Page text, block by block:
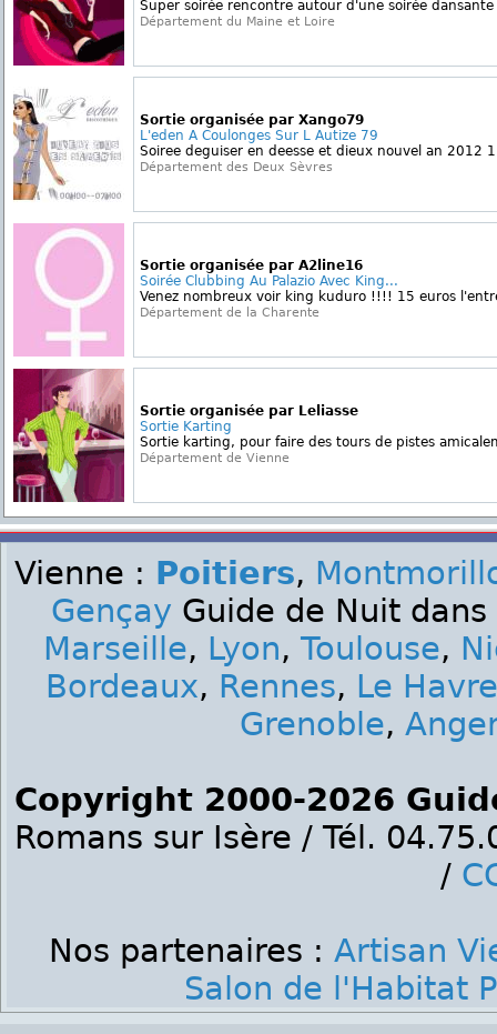
Super soirée rencontre autour d'une soirée
Département du Maine et Loire
Sortie organisée par Xango79
L'eden A Coulonges Sur L Autize 79
Soiree deguiser en deesse et dieux nouvel an 2012
Département des Deux Sèvres
Sortie organisée par A2line16
Soirée Clubbing Au Palazio Avec King...
Venez nombreux voir king kuduro !!!! 15 euros
Département de la Charente
Sortie organisée par Leliasse
Sortie Karting
Sortie karting, pour faire des tours de pistes
Département de Vienne
Vienne : Poitiers,
Gençay Guide de Nuit
Marseille, Lyon, Toulouse,
Bordeaux, Rennes, Le Havre
Grenoble,
Copyright 2000-2026
Romans sur Isère / Tél.
/
Nos partenaires : Artisan
Salon de l'Habitat